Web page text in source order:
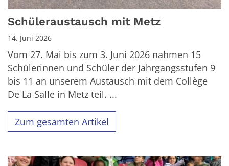
Schüleraustausch mit Metz
14. Juni 2026
Vom 27. Mai bis zum 3. Juni 2026 nahmen 15
Schülerinnen und Schüler der Jahrgangsstufen 9
bis 11 an unserem Austausch mit dem Collège
De La Salle in Metz teil. ...
Zum gesamten Artikel